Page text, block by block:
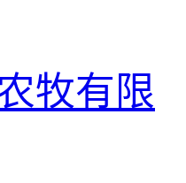
牧有限